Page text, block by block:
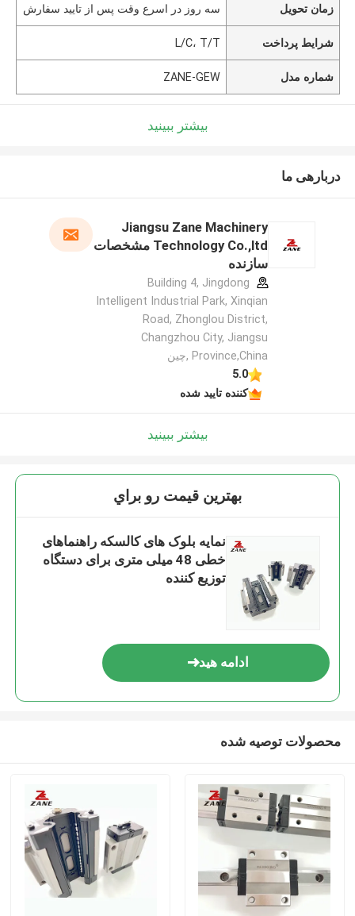
زمان تحویل سه روز در اسرع وقت پس از تایید سفارش
شرایط پرداخت L/C، T/T
شماره مدل ZANE-GEW
بیشتر ببینید
دربارهی ما
Jiangsu Zane Machinery
Technology Co.,ltd مشخصات
سازنده
Building 4, Jingdong
Intelligent Industrial Park, Xinqian
Road, Zhonglou District,
Changzhou City, Jiangsu
Province,China ,چین
5.0
کننده تایید شده
بیشتر ببینید
بهترين قيمت رو براي
نمایه بلوک های کالسکه راهنماهای
خطی 48 میلی متری برای دستگاه
توزیع کننده
ادامه هید
محصولات توصیه شده